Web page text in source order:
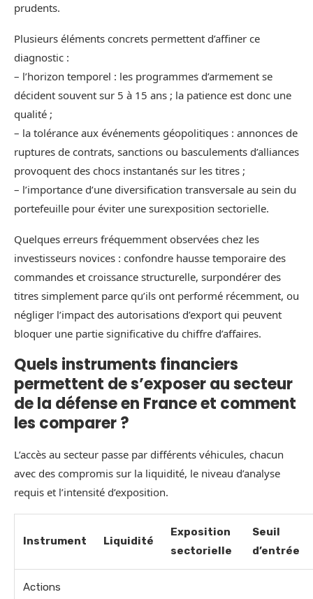
prudents.
Plusieurs éléments concrets permettent d’affiner ce
diagnostic :
– l’horizon temporel : les programmes d’armement se
décident souvent sur 5 à 15 ans ; la patience est donc une
qualité ;
– la tolérance aux événements géopolitiques : annonces de
ruptures de contrats, sanctions ou basculements d’alliances
provoquent des chocs instantanés sur les titres ;
– l’importance d’une diversification transversale au sein du
portefeuille pour éviter une surexposition sectorielle.
Quelques erreurs fréquemment observées chez les
investisseurs novices : confondre hausse temporaire des
commandes et croissance structurelle, surpondérer des
titres simplement parce qu’ils ont performé récemment, ou
négliger l’impact des autorisations d’export qui peuvent
bloquer une partie significative du chiffre d’affaires.
Quels instruments financiers
permettent de s’exposer au secteur
de la défense en France et comment
les comparer ?
L’accès au secteur passe par différents véhicules, chacun
avec des compromis sur la liquidité, le niveau d’analyse
requis et l’intensité d’exposition.
Instrument Liquidité
Exposition
sectorielle
Seuil
d’entrée
Actions